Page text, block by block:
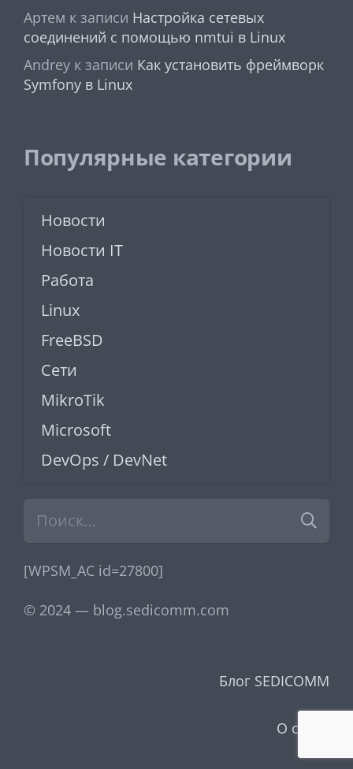
Артем к записи Настройка сетевых
соединений с помощью nmtui в Linux
Andrey к записи Как установить фреймворк
Symfony в Linux
Популярные категории
Новости
Новости IT
Работа
Linux
FreeBSD
Сети
MikroTik
Microsoft
DevOps / DevNet
[WPSM_AC id=27800]
© 2024 — blog.sedicomm.com
Блог SEDICOMM
О сайте